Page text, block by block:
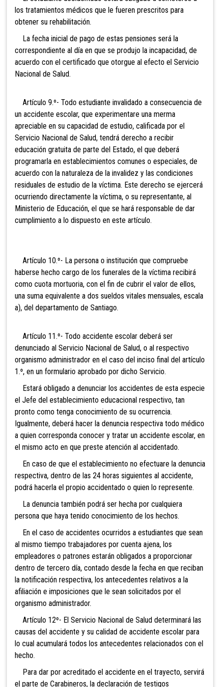
los tratamientos médicos que le fueren prescritos para
obtener su rehabilitación.
La fecha inicial de pago de estas pensiones será la
correspondiente al día en que se produjo la incapacidad, de
acuerdo con el certificado que otorgue al efecto el Servicio
Nacional de Salud.
Artículo 9.º- Todo estudiante invalidado a consecuencia de
un accidente escolar, que experimentare una merma
apreciable en su capacidad de estudio, calificada por el
Servicio Nacional de Salud, tendrá derecho a recibir
educación gratuita de parte del Estado, el que deberá
programarla en establecimientos comunes o especiales, de
acuerdo con la naturaleza de la invalidez y las condiciones
residuales de estudio de la víctima. Este derecho se ejercerá
ocurriendo directamente la víctima, o su representante, al
Ministerio de Educación, el que se hará responsable de dar
cumplimiento a lo dispuesto en este artículo.
Artículo 10.º- La persona o institución que compruebe
haberse hecho cargo de los funerales de la víctima recibirá
como cuota mortuoria, con el fin de cubrir el valor de ellos,
una suma equivalente a dos sueldos vitales mensuales, escala
a), del departamento de Santiago.
Artículo 11.º- Todo accidente escolar deberá ser
denunciado al Servicio Nacional de Salud, o al respectivo
organismo administrador en el caso del inciso final del artículo
1.º, en un formulario aprobado por dicho Servicio.
Estará obligado a denunciar los accidentes de esta especie
el Jefe del establecimiento educacional respectivo, tan
pronto como tenga conocimiento de su ocurrencia.
Igualmente, deberá hacer la denuncia respectiva todo médico
a quien corresponda conocer y tratar un accidente escolar, en
el mismo acto en que preste atención al accidentado.
En caso de que el establecimiento no efectuare la denuncia
respectiva, dentro de las 24 horas siguientes al accidente,
podrá hacerla el propio accidentado o quien lo represente.
La denuncia también podrá ser hecha por cualquiera
persona que haya tenido conocimiento de los hechos.
En el caso de accidentes ocurridos a estudiantes que sean
al mismo tiempo trabajadores por cuenta ajena, los
empleadores o patrones estarán obligados a proporcionar
dentro de tercero día, contado desde la fecha en que reciban
la notificación respectiva, los antecedentes relativos a la
afiliación e imposiciones que le sean solicitados por el
organismo administrador.
Artículo 12º- El Servicio Nacional de Salud determinará las
causas del accidente y su calidad de accidente escolar para
lo cual acumulará todos los antecedentes relacionados con el
hecho.
Para dar por acreditado el accidente en el trayecto, servirá
el parte de Carabineros, la declaración de testigos